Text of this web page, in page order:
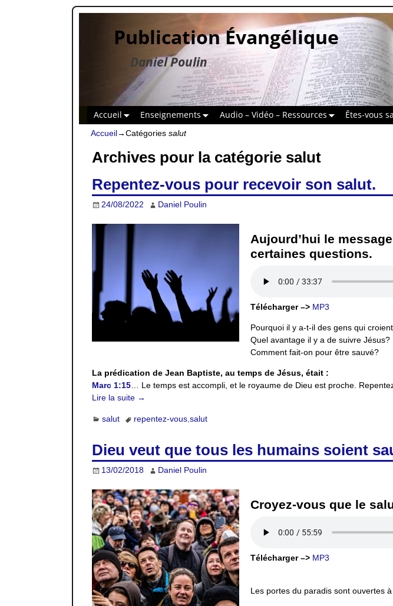
Publication Évangélique
Daniel Poulin
Accueil Enseignements Audio – Vidéo – Ressources Êtes-vous
Accueil→Catégories salut
Archives pour la catégorie salut
Repentez-vous pour recevoir son salut.
24/08/2022 Daniel Poulin
Aujourd’hui le
certaines questions.
Télécharger –> MP3
Pourquoi il y a-t-il des gens qui
Quel avantage il y a de suivre Jésus?
Comment fait-on pour être sauvé?
La prédication de Jean Baptiste, au temps de Jésus, était :
Marc 1:15… Le temps est accompli, et le royaume de Dieu est proche.
Lire la suite →
salut repentez-vous,salut
Dieu veut que tous les humains soient
13/02/2018 Daniel Poulin
Croyez-vous que le
Télécharger –> MP3
Les portes du paradis sont ouvertes